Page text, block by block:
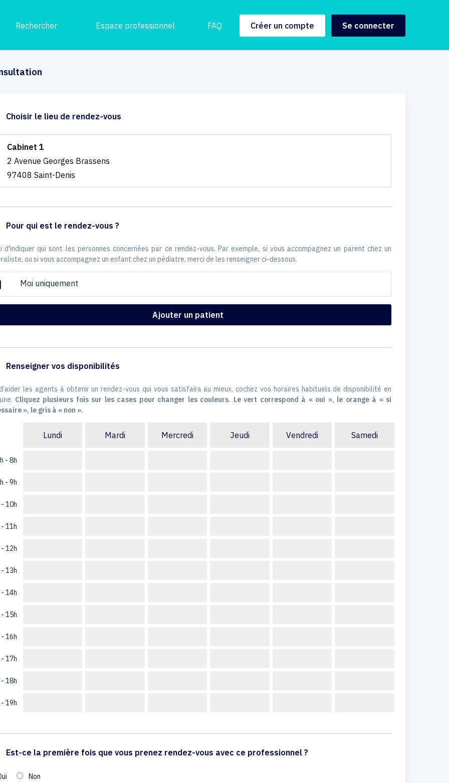
Rechercher Espace professionnel FAQ Créer un compte Se connecter
Choisir le lieu de rendez-vous
Cabinet 1
2 Avenue Georges Brassens
97408 Saint-Denis
Pour qui est le rendez-vous ?
d'indiquer qui sont les personnes concernées par ce rendez-vous. Par exemple, si vous accompagnez un parent chez un
ou si vous accompagnez un enfant chez un pédiatre, merci de les renseigner ci-dessous.
Moi uniquement
Ajouter un patient
Renseigner vos disponibilités
les agents à obtenir un rendez-vous qui vous satisfaira au mieux, cochez vos horaires habituels de disponibilité en
Cliquez plusieurs fois sur les cases pour changer les couleurs. Le vert correspond à « oui », le orange à « si
», le gris à « non ».
- 8h
- 9h
10h
11h
12h
13h
14h
15h
16h
17h
18h
19h
Lundi Mardi Mercredi Jeudi Vendredi Samedi
Est-ce la première fois que vous prenez rendez-vous avec ce professionnel ?
Non